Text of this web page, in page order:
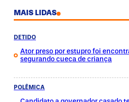
MAIS LIDAS
DETIDO
Ator preso por estupro foi
segurando cueca de criança
POLÊMICA